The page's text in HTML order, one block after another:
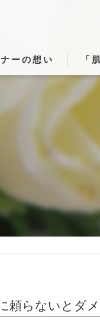
ーの想い 「
「
「
「
頼らないとダ